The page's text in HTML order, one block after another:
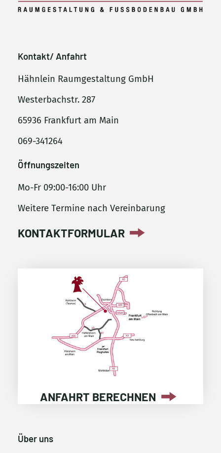
Über uns
Kontakt/ Anfahrt
Hähnlein Raumgestaltung GmbH
Westerbachstr. 287
65936 Frankfurt am Main
069-341264
Öffnungszeiten
Mo-Fr 09:00-16:00 Uhr
Weitere Termine nach Vereinbarung
KONTAKTFORMULAR
ANFAHRT BERECHNEN